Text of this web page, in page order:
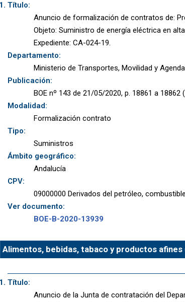
Título:
Anuncio de formalización de contratos de:
Objeto: Suministro de energía eléctrica en
Expediente: CA-024-19.
Departamento:
Ministerio de Transportes, Movilidad y
Publicación:
BOE nº 143 de 21/05/2020, p. 18861 a 18862
Modalidad:
Formalización contrato
Tipo:
Suministros
Ámbito geográfico:
Andalucía
CPV:
09000000 Derivados del petróleo,
Ver documento:
BOE-B-2020-13939
Alimentos, bebidas, tabaco y productos afines
Título:
Anuncio de la Junta de contratación del